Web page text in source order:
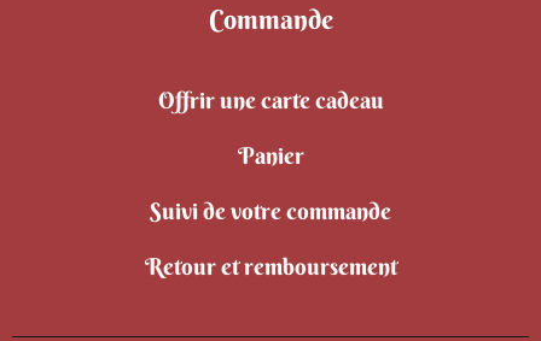
Commande
Offrir une carte cadeau
Panier
Suivi de votre commande
Retour et remboursement